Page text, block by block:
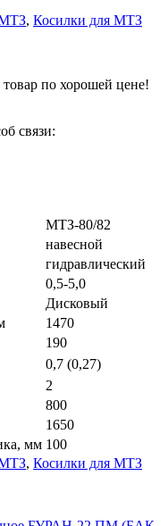
МТЗ, Косилки для МТЗ
по хорошей цене!
связи:
МТЗ-80/82
навесной
гидравлический
0,5-5,0
Дисковый
1470
190
0,7 (0,27)
2
800
1650
мм 100
МТЗ, Косилки для МТЗ